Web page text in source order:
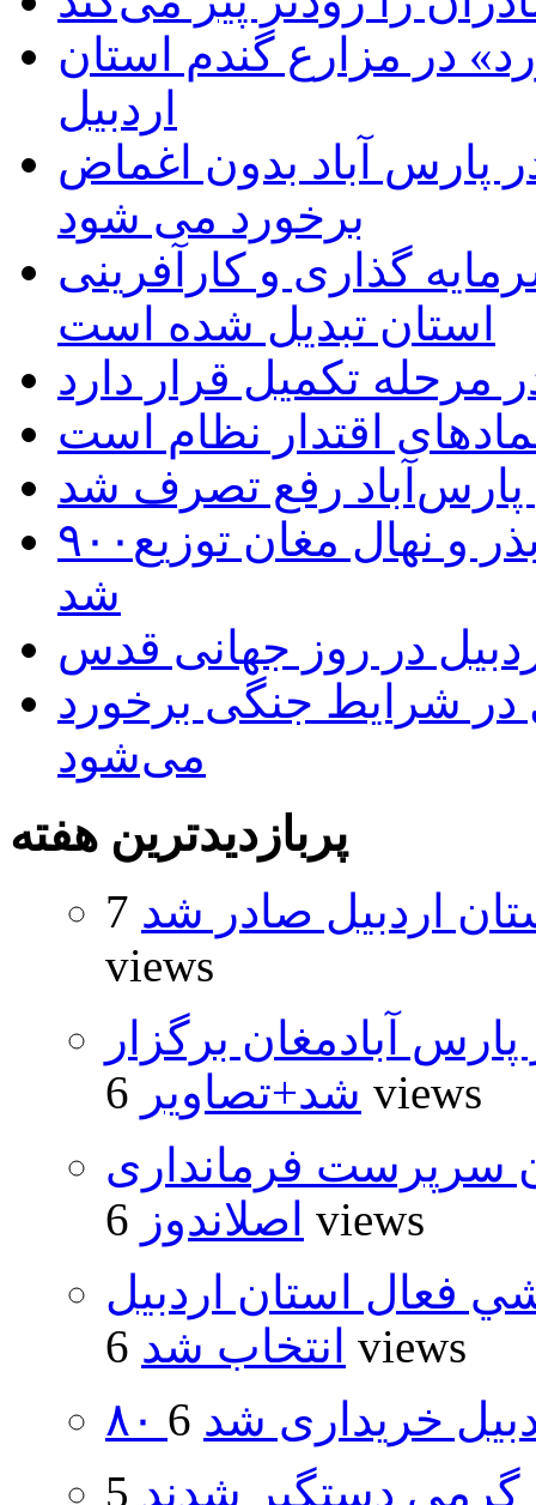
در مزارع گندم استان
اردبیل
پارس آباد بدون اغماض
برخورد می شود
گذاری و کارآفرینی
استان تبدیل شده است
مرحله تکمیل قرار دارد
اقتدار نظام است
پارس‌آباد رفع تصرف شد
۹۰۰هزار اصله نهال توسط ایستگاه بذر و نهال مغان توزیع
شد
در روز جهانی قدس
در شرایط جنگی برخورد
می‌شود
پربازدیدترین هفته
اردبیل صادر شد 7
views
آبادمغان برگزار
شد+تصاویر 6 views
سرپرست فرمانداری
اصلاندوز 6 views
فعال استان اردبيل
انتخاب شد 6 views
خریداری شد
دستگیر شدند 5